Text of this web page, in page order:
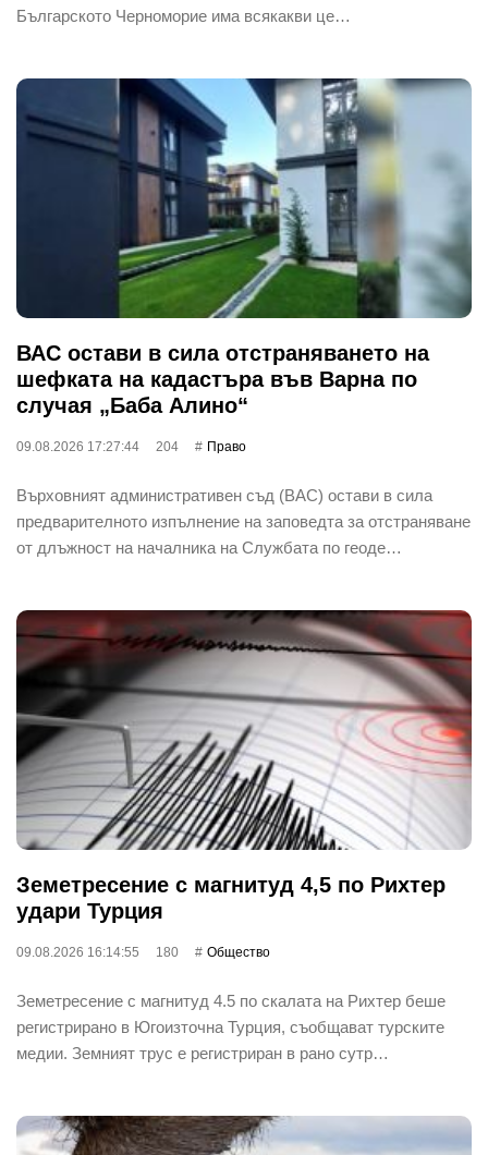
Българското Черноморие има всякакви це…
ВАС остави в сила отстраняването на
шефката на кадастъра във Варна по
случая „Баба Алино“
09.08.2026 17:27:44 204 Право
Върховният административен съд (ВАС) остави в сила
предварителното изпълнение на заповедта за отстраняване
от длъжност на началника на Службата по геоде…
Земетресение с магнитуд 4,5 по Рихтер
удари Турция
09.08.2026 16:14:55 180 Общество
Земетресение с магнитуд 4.5 по скалата на Рихтер беше
регистрирано в Югоизточна Турция, съобщават турските
медии. Земният трус е регистриран в рано сутр…